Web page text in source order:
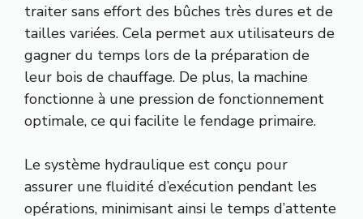
traiter sans effort des bûches très dures et de
tailles variées. Cela permet aux utilisateurs de
gagner du temps lors de la préparation de
leur bois de chauffage. De plus, la machine
fonctionne à une pression de fonctionnement
optimale, ce qui facilite le fendage primaire.
Le système hydraulique est conçu pour
assurer une fluidité d’exécution pendant les
opérations, minimisant ainsi le temps d’attente